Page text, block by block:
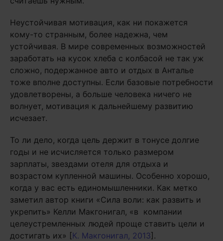
Неустойчивая мотивация, как ни покажется
кому-то странным, более надежна, чем
устойчивая. В мире современных возможностей
заработать на кусок хлеба с колбасой не так уж
сложно, подержанное авто и отдых в Анталье
тоже вполне доступны. Если базовые потребности
удовлетворены, а больше человека ничего не
волнует, мотивация к дальнейшему развитию
исчезает.
То ли дело, когда цель держит в тонусе долгие
годы и не исчисляется только размером
зарплаты, звездами отеля для отдыха и
возрастом купленной машины. Особенно хорошо,
когда у вас есть единомышленники. Как метко
заметил автор книги «Сила воли: как развить и
укрепить» Келли Макгонигал, «в компании
целеустремленных людей проще ставить цели и
достигать их» [К. Макгонигал, 2013].